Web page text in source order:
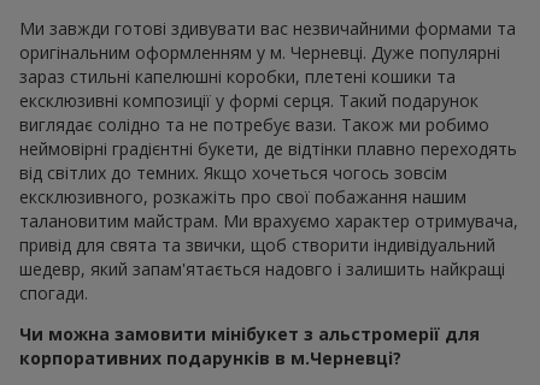
Ми завжди готові здивувати вас незвичайними формами та
оригінальним оформленням у м. Черневці. Дуже популярні
зараз стильні капелюшні коробки, плетені кошики та
ексклюзивні композиції у формі серця. Такий подарунок
виглядає солідно та не потребує вази. Також ми робимо
неймовірні градієнтні букети, де відтінки плавно переходять
від світлих до темних. Якщо хочеться чогось зовсім
ексклюзивного, розкажіть про свої побажання нашим
талановитим майстрам. Ми врахуємо характер отримувача,
привід для свята та звички, щоб створити індивідуальний
шедевр, який запам'ятається надовго і залишить найкращі
спогади.
Чи можна замовити мінібукет з альстромерії для
корпоративних подарунків в м.Черневці?